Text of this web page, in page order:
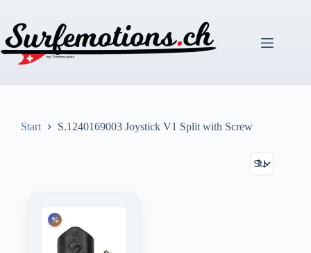
springen
Start S.1240169003 Joystick V1 Split with Screw